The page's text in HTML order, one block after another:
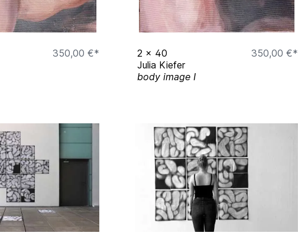
350,00 €*
2 x 40
350,00 €*
Julia Kiefer
body image I